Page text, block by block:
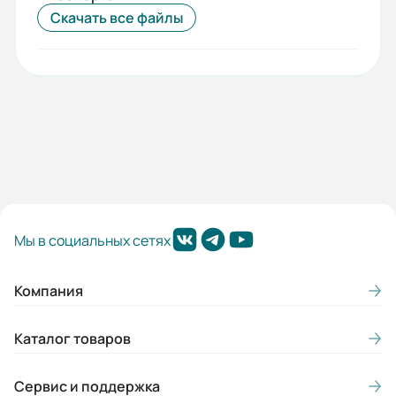
Скачать все файлы
Мы в социальных сетях
Компания
Каталог товаров
Сервис и поддержка